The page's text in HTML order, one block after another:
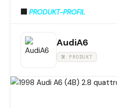
PRODUKT-PROFIL
AudiA6
🛠 PRODUKT